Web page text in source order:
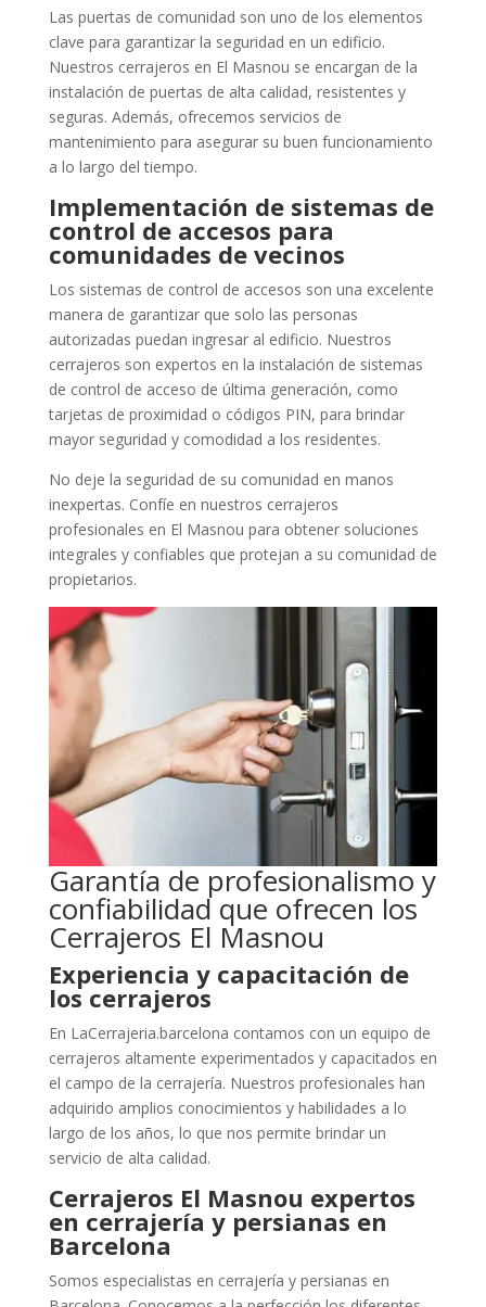
Las puertas de comunidad son uno de los elementos
clave para garantizar la seguridad en un edificio.
Nuestros cerrajeros en El Masnou se encargan de la
instalación de puertas de alta calidad, resistentes y
seguras. Además, ofrecemos servicios de
mantenimiento para asegurar su buen funcionamiento
a lo largo del tiempo.
Implementación de sistemas de
control de accesos para
comunidades de vecinos
Los sistemas de control de accesos son una excelente
manera de garantizar que solo las personas
autorizadas puedan ingresar al edificio. Nuestros
cerrajeros son expertos en la instalación de sistemas
de control de acceso de última generación, como
tarjetas de proximidad o códigos PIN, para brindar
mayor seguridad y comodidad a los residentes.
No deje la seguridad de su comunidad en manos
inexpertas. Confíe en nuestros cerrajeros
profesionales en El Masnou para obtener soluciones
integrales y confiables que protejan a su comunidad de
propietarios.
Garantía de profesionalismo y
confiabilidad que ofrecen los
Cerrajeros El Masnou
Experiencia y capacitación de
los cerrajeros
En LaCerrajeria.barcelona contamos con un equipo de
cerrajeros altamente experimentados y capacitados en
el campo de la cerrajería. Nuestros profesionales han
adquirido amplios conocimientos y habilidades a lo
largo de los años, lo que nos permite brindar un
servicio de alta calidad.
Cerrajeros El Masnou expertos
en cerrajería y persianas en
Barcelona
Somos especialistas en cerrajería y persianas en